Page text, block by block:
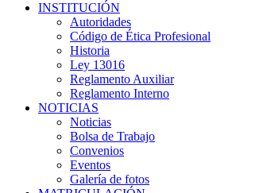
INSTITUCIÓN
Autoridades
Código de Ética Profesional
Historia
Ley 13016
Reglamento Auxiliar
Reglamento Interno
NOTICIAS
Noticias
Bolsa de Trabajo
Convenios
Eventos
Galería de fotos